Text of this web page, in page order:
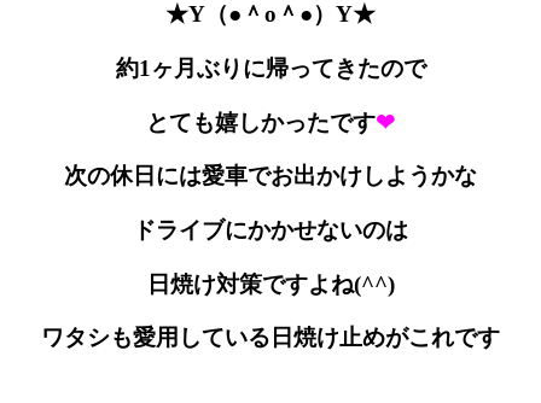
★Y（●＾o＾●）Y★
約1ヶ月ぶりに帰ってきたので
とても嬉しかったです❤
次の休日には愛車でお出かけしようかな
ドライブにかかせないのは
日焼け対策ですよね(^^)
ワタシも愛用している日焼け止めがこれです